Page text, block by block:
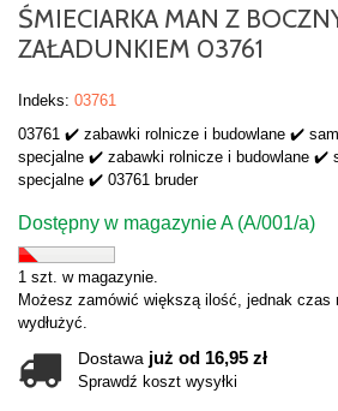
ŚMIECIARKA MAN Z
ZAŁADUNKIEM 03761
Indeks: 03761
03761 ✔️ zabawki rolnicze i budowlane ✔️
specjalne ✔️ zabawki rolnicze i budowlane ✔️
specjalne ✔️ 03761 bruder
Dostępny w magazynie A (A/001/a)
1 szt. w magazynie.
Możesz zamówić większą ilość, jednak czas
wydłużyć.
Dostawa już od 16,95 zł
Sprawdź koszt wysyłki